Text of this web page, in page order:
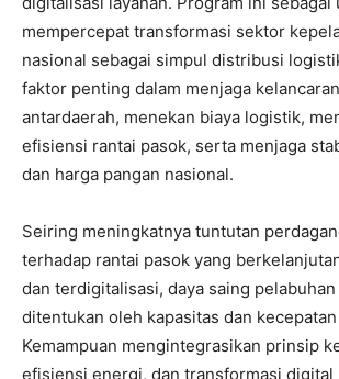
mempercepat transformasi sektor
nasional sebagai simpul distribusi
faktor penting dalam menjaga
antardaerah, menekan biaya logistik,
efisiensi rantai pasok, serta menjaga
dan harga pangan nasional.
Seiring meningkatnya tuntutan
terhadap rantai pasok yang
dan terdigitalisasi, daya saing
ditentukan oleh kapasitas dan kecepatan
Kemampuan mengintegrasikan prinsip
efisiensi energi, dan transformasi digital